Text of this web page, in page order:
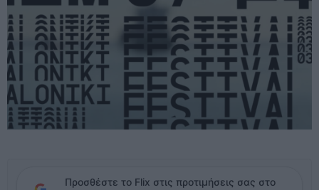
Προσθέστε το Flix στις προτιμήσεις σας στο